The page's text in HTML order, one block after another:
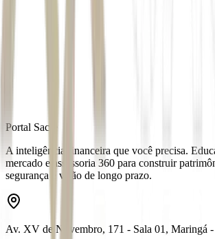
Portal Sacre
A inteligência financeira que você precisa.
mercado e assessoria 360 para construir
segurança e visão de longo prazo.
Av. XV de Novembro, 171 - Sala 01, Maringá -